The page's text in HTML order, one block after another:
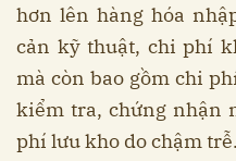
hơn lên hàng hóa
cản kỹ thuật, chi phí
mà còn bao gồm chi
kiểm tra, chứng nhận
phí lưu kho do chậm trễ.